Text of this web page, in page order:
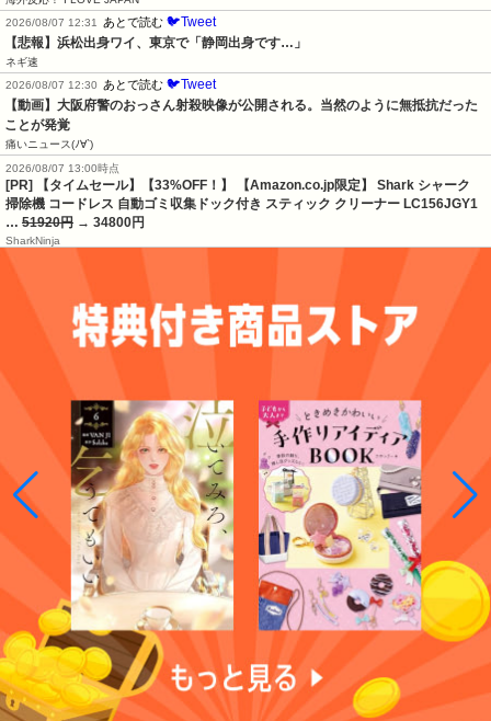
2026/08/07 12:31
あとで読む 🐦Tweet
【悲報】浜松出身ワイ、東京で「静岡出身です…」
ネギ速
2026/08/07 12:30
あとで読む 🐦Tweet
【動画】大阪府警のおっさん射殺映像が公開される。当然のように無抵抗だった
ことが発覚
痛いニュース(ﾉ∀`)
2026/08/07 13:00時点
[PR] 【タイムセール】【33%OFF！】 【Amazon.co.jp限定】 Shark シャーク
掃除機 コードレス 自動ゴミ収集ドック付き スティック クリーナー LC156JGY1
… 51920円 → 34800円
SharkNinja